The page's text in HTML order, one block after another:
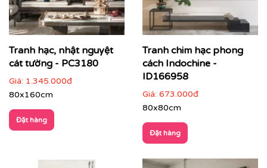
Tranh hạc, nhật nguyệt
cát tường - PC3180
Giá: 1.345.000đ
80x160cm
Đặt hàng
Tranh chim hạc phong
cách Indochine -
ID166958
Giá: 673.000đ
80x80cm
Đặt hàng